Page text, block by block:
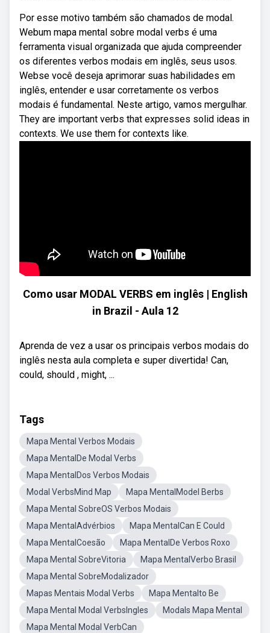
Por esse motivo também são chamados de modal.
Webum mapa mental sobre modal verbs é uma
ferramenta visual organizada que ajuda compreender
os diferentes verbos modais em inglês, seus usos.
Webse você deseja aprimorar suas habilidades em
inglês, entender e usar corretamente os verbos
modais é fundamental. Neste artigo, vamos mergulhar.
They are important verbs that expresses solid ideas in
contexts. We use them for contexts like.
Como usar MODAL VERBS em inglês | English
in Brazil - Aula 12
Aprenda de vez a usar os principais verbos modais do
inglês nesta aula completa e super divertida! Can,
could, should , might, ...
Tags
Mapa Mental Verbos Modais
Mapa MentalDe Modal Verbs
Mapa MentalDos Verbos Modais
Modal VerbsMind Map
Mapa MentalModel Berbs
Mapa Mental SobreOS Verbos Modais
Mapa MentalAdvérbios
Mapa MentalCan E Could
Mapa MentalCoesão
Mapa MentalDe Verbos Roxo
Mapa Mental SobreVitoria
Mapa MentalVerbo Brasil
Mapa Mental SobreModalizador
Mapas Mentais Modal Verbs
Mapa Mentalto Be
Mapa Mental Modal VerbsIngles
Modals Mapa Mental
Mapa Mental Modal VerbCan